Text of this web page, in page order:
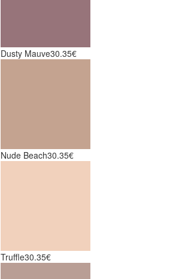
Dusty Mauve30.35€
Nude Beach30.35€
Truffle30.35€